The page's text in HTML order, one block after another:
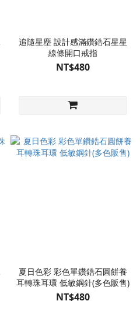
追隨星塵 設計感滿鑽鋯石星星
線條開口戒指
NT$480
夏日色彩 彩色單鑽鋯石圓餅養
耳轉珠耳環 低敏鋼針(多色販售)
NT$480